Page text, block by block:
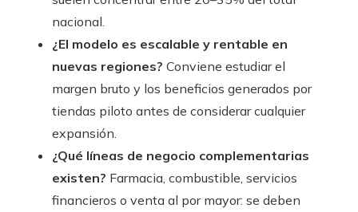
nacional.
¿El modelo es escalable y rentable en
nuevas regiones? Conviene estudiar el
margen bruto y los beneficios generados por
tiendas piloto antes de considerar cualquier
expansión.
¿Qué líneas de negocio complementarias
existen? Farmacia, combustible, servicios
financieros o venta al por mayor: se deben